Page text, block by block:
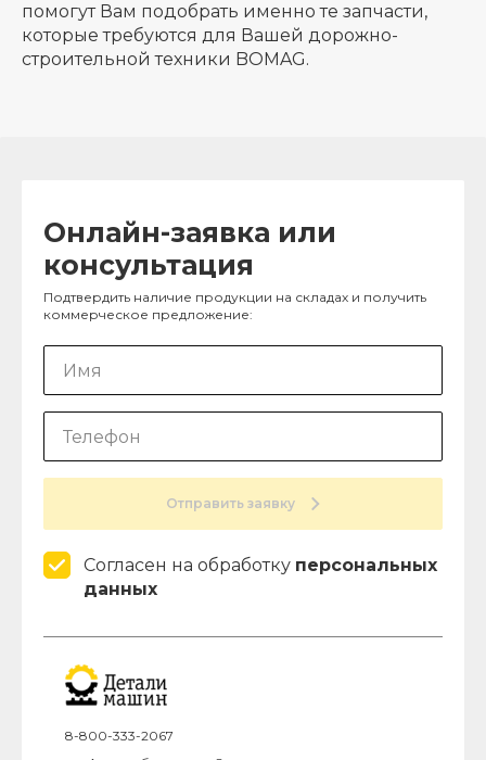
помогут Вам подобрать именно те запчасти,
которые требуются для Вашей дорожно-
строительной техники BOMAG.
Онлайн-заявка или
консультация
Подтвердить наличие продукции на складах и получить
коммерческое предложение:
Отправить заявку
Согласен на обработку персональных
данных
8-800-333-2067